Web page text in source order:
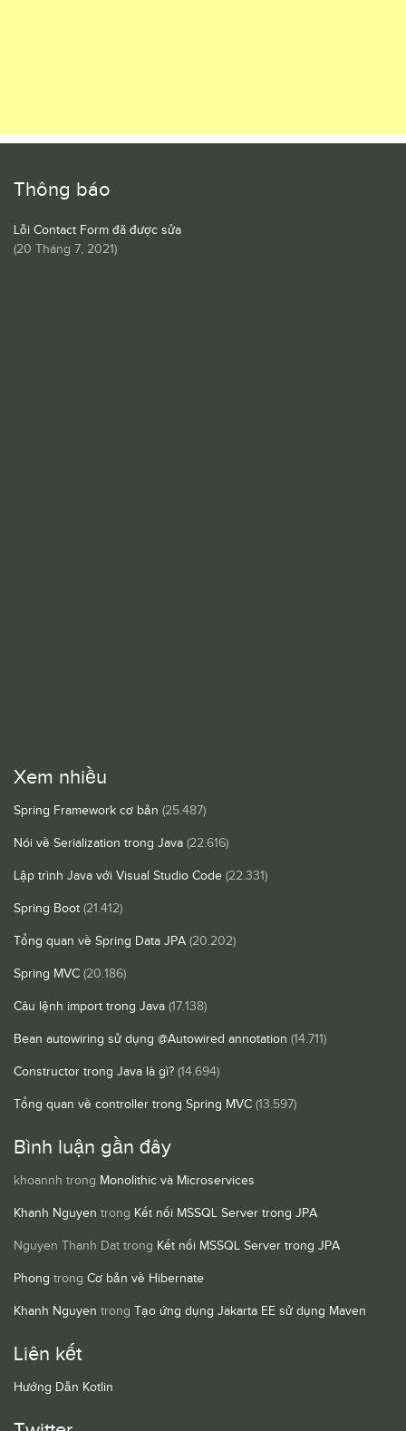
Thông báo
Lỗi Contact Form đã được sửa
(20 Tháng 7, 2021)
Xem nhiều
Spring Framework cơ bản (25.487)
Nói về Serialization trong Java (22.616)
Lập trình Java với Visual Studio Code (22.331)
Spring Boot (21.412)
Tổng quan về Spring Data JPA (20.202)
Spring MVC (20.186)
Câu lệnh import trong Java (17.138)
Bean autowiring sử dụng @Autowired annotation (14.711)
Constructor trong Java là gì? (14.694)
Tổng quan về controller trong Spring MVC (13.597)
Bình luận gần đây
khoannh trong Monolithic và Microservices
Khanh Nguyen trong Kết nối MSSQL Server trong JPA
Nguyen Thanh Dat trong Kết nối MSSQL Server trong JPA
Phong trong Cơ bản về Hibernate
Khanh Nguyen trong Tạo ứng dụng Jakarta EE sử dụng Maven
Liên kết
Hướng Dẫn Kotlin